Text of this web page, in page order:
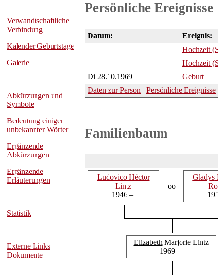
Verwandtschaftliche
Verbindung
Kalender Geburtstage
Galerie
Abkürzungen und
Symbole
Bedeutung einiger
unbekannter Wörter
Ergänzende
Abkürzungen
Ergänzende
Erläuterungen
Statistik
Externe Links
Dokumente
Persönliche Ereignisse
Datum:
Ereignis:
Hochzeit
Hochzeit
Di 28.10.1969
Geburt
Daten zur Person
Persönliche Ereignisse
Familienbaum
LudovicoHéctor
Lintz
1946 –
oo
Gladys
Elizabeth Marjorie Lintz
1969 –